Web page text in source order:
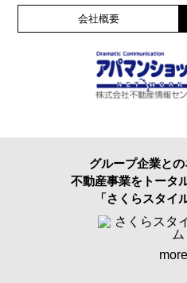
会社概要
グループ企業と
不動産事業をトータ
「さくらスタイ